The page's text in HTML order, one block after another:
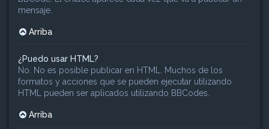
mensaje.
Arriba
¿Puedo usar HTML?
No. No es posible publicar en HTML. Muchos de los
formatos y acciones que se pueden ejecutar utilizando
HTML pueden ser aplicados utilizando BBCodes.
Arriba